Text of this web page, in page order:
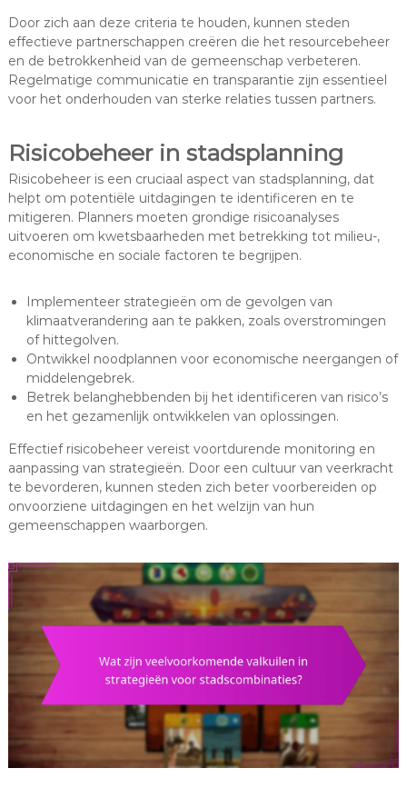
Door zich aan deze criteria te houden, kunnen steden
effectieve partnerschappen creëren die het resourcebeheer
en de betrokkenheid van de gemeenschap verbeteren.
Regelmatige communicatie en transparantie zijn essentieel
voor het onderhouden van sterke relaties tussen partners.
Risicobeheer in stadsplanning
Risicobeheer is een cruciaal aspect van stadsplanning, dat
helpt om potentiële uitdagingen te identificeren en te
mitigeren. Planners moeten grondige risicoanalyses
uitvoeren om kwetsbaarheden met betrekking tot milieu-,
economische en sociale factoren te begrijpen.
Implementeer strategieën om de gevolgen van
klimaatverandering aan te pakken, zoals overstromingen
of hittegolven.
Ontwikkel noodplannen voor economische neergangen of
middelengebrek.
Betrek belanghebbenden bij het identificeren van risico’s
en het gezamenlijk ontwikkelen van oplossingen.
Effectief risicobeheer vereist voortdurende monitoring en
aanpassing van strategieën. Door een cultuur van veerkracht
te bevorderen, kunnen steden zich beter voorbereiden op
onvoorziene uitdagingen en het welzijn van hun
gemeenschappen waarborgen.